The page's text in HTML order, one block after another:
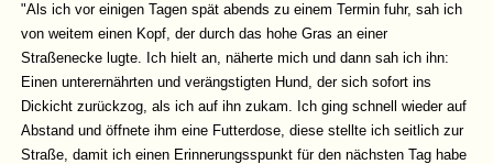
"Als ich vor einigen Tagen spät abends zu einem Termin fuhr, sah ich
von weitem einen Kopf, der durch das hohe Gras an einer
Straßenecke lugte. Ich hielt an, näherte mich und dann sah ich ihn:
Einen unterernährten und verängstigten Hund, der sich sofort ins
Dickicht zurückzog, als ich auf ihn zukam. Ich ging schnell wieder auf
Abstand und öffnete ihm eine Futterdose, diese stellte ich seitlich zur
Straße, damit ich einen Erinnerungsspunkt für den nächsten Tag habe